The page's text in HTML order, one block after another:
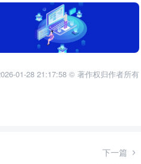
01-28 21:17:58 © 著作权归作者所有
下一篇